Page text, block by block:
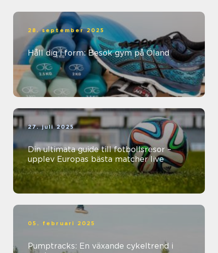
28. september 2025
Håll dig i form: Besök gym på Öland
27. juli 2025
Din ultimata guide till fotbollsresor –
upplev Europas bästa matcher live
05. februari 2025
Pumptracks: En växande cykeltrend i